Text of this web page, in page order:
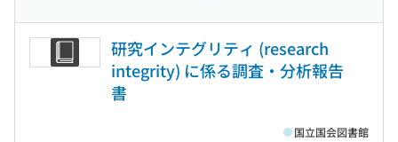
研究インテグリティ (research
integrity) に係る調査・分析報告
書
国立国会図書館